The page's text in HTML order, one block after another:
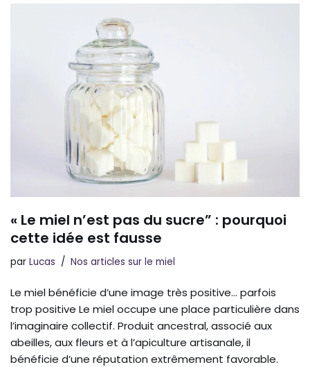
« Le miel n’est pas du sucre” : pourquoi
cette idée est fausse
par Lucas Nos articles sur le miel
Le miel bénéficie d’une image très positive… parfois
trop positive Le miel occupe une place particulière dans
l’imaginaire collectif. Produit ancestral, associé aux
abeilles, aux fleurs et à l’apiculture artisanale, il
bénéficie d’une réputation extrêmement favorable.